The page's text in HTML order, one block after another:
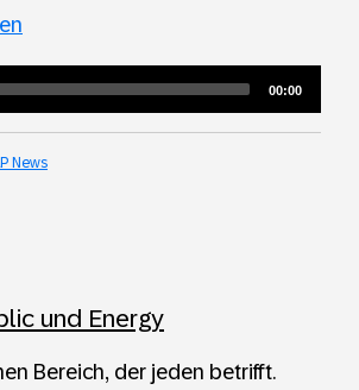
Total
00:00
News
und Energy
Bereich, der jeden betrifft.